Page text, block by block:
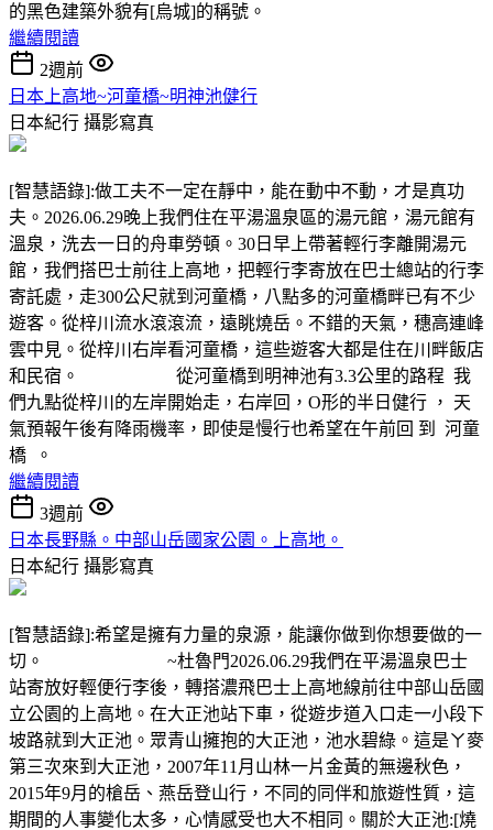
的黑色建築外貌有[烏城]的稱號。
繼續閱讀
2週前
日本上高地~河童橋~明神池健行
日本紀行 攝影寫真
[智慧語錄]:做工夫不一定在靜中，能在動中不動，才是真功
夫。2026.06.29晚上我們住在平湯溫泉區的湯元館，湯元館有
溫泉，洗去一日的舟車勞頓。30日早上帶著輕行李離開湯元
館，我們搭巴士前往上高地，把輕行李寄放在巴士總站的行李
寄託處，走300公尺就到河童橋，八點多的河童橋畔已有不少
遊客。從梓川流水滾滾流，遠眺燒岳。不錯的天氣，穗高連峰
雲中見。從梓川右岸看河童橋，這些遊客大都是住在川畔飯店
和民宿。 從河童橋到明神池有3.3公里的路程 我
們九點從梓川的左岸開始走，右岸回，O形的半日健行 ， 天
氣預報午後有降雨機率，即使是慢行也希望在午前回 到 河童
橋 。
繼續閱讀
3週前
日本長野縣。中部山岳國家公園。上高地。
日本紀行 攝影寫真
[智慧語錄]:希望是擁有力量的泉源，能讓你做到你想要做的一
切。 ~杜魯門2026.06.29我們在平湯溫泉巴士
站寄放好輕便行李後，轉搭濃飛巴士上高地線前往中部山岳國
立公園的上高地。在大正池站下車，從遊步道入口走一小段下
坡路就到大正池。眾青山擁抱的大正池，池水碧綠。這是ㄚ麥
第三次來到大正池，2007年11月山林一片金黃的無邊秋色，
2015年9月的槍岳、燕岳登山行，不同的同伴和旅遊性質，這
期間的人事變化太多，心情感受也大不相同。關於大正池:[燒